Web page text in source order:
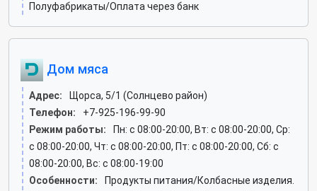
Полуфабрикаты/Оплата через банк
Дом мяса
Адрес:
Щорса, 5/1 (Солнцево район)
Телефон:
+7-925-196-99-90
Режим работы:
Пн: c 08:00-20:00, Вт: c 08:00-20:00, Ср:
c 08:00-20:00, Чт: c 08:00-20:00, Пт: c 08:00-20:00, Сб: c
08:00-20:00, Вс: c 08:00-19:00
Особенности:
Продукты питания/Колбасные изделия.